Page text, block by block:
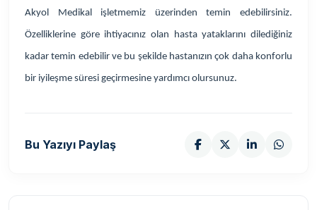
Akyol Medikal işletmemiz üzerinden temin edebilirsiniz.
Özelliklerine göre ihtiyacınız olan hasta yataklarını dilediğiniz
kadar temin edebilir ve bu şekilde hastanızın çok daha konforlu
bir iyileşme süresi geçirmesine yardımcı olursunuz.
Bu Yazıyı Paylaş